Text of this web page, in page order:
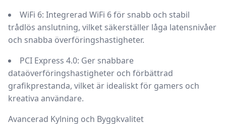
WiFi 6: Integrerad WiFi 6 för snabb och stabil
trådlös anslutning, vilket säkerställer låga latensnivåer
och snabba överföringshastigheter.
PCI Express 4.0: Ger snabbare
dataöverföringshastigheter och förbättrad
grafikprestanda, vilket är idealiskt för gamers och
kreativa användare.
Avancerad Kylning och Byggkvalitet